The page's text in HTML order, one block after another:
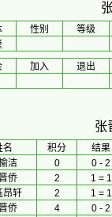
性别
等级
加入 退出
张
名 积分
结果
洁 0
0 - 2
侨 2
1 = 1
昂轩 2
1 = 1
侨 4
0 - 2